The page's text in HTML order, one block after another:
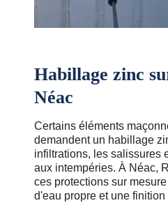
Habillage zinc
Néac
Certains éléments
demandent un habillage
infiltrations, les salissures
aux intempéries. À Néac,
ces protections sur
d'eau propre et une